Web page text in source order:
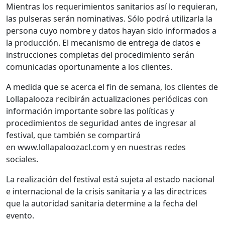
Mientras los requerimientos sanitarios así lo requieran,
las pulseras serán nominativas. Sólo podrá utilizarla la
persona cuyo nombre y datos hayan sido informados a
la producción. El mecanismo de entrega de datos e
instrucciones completas del procedimiento serán
comunicadas oportunamente a los clientes.
A medida que se acerca el fin de semana, los clientes de
Lollapalooza recibirán actualizaciones periódicas con
información importante sobre las políticas y
procedimientos de seguridad antes de ingresar al
festival, que también se compartirá
en www.lollapaloozacl.com y en nuestras redes
sociales.
La realización del festival está sujeta al estado nacional
e internacional de la crisis sanitaria y a las directrices
que la autoridad sanitaria determine a la fecha del
evento.